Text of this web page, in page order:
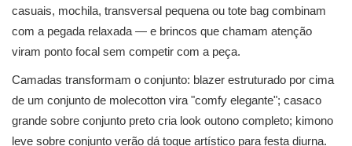
casuais, mochila, transversal pequena ou tote bag combinam
com a pegada relaxada — e brincos que chamam atenção
viram ponto focal sem competir com a peça.
Camadas transformam o conjunto: blazer estruturado por cima
de um conjunto de molecotton vira "comfy elegante"; casaco
grande sobre conjunto preto cria look outono completo; kimono
leve sobre conjunto verão dá toque artístico para festa diurna.